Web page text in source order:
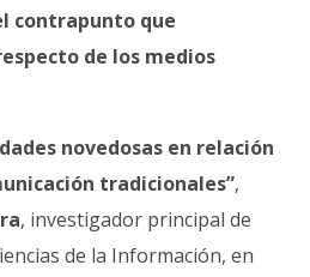
contrapunto que
de los medios
novedosas en relación
tradicionales”,
, investigador principal de
de la Información, en